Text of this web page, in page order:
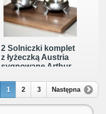
2 Solniczki komplet
z łyżeczką Austria
sygnowane Arthur
Metallwarenfabrik,
po 1891
1 2 3 Następna